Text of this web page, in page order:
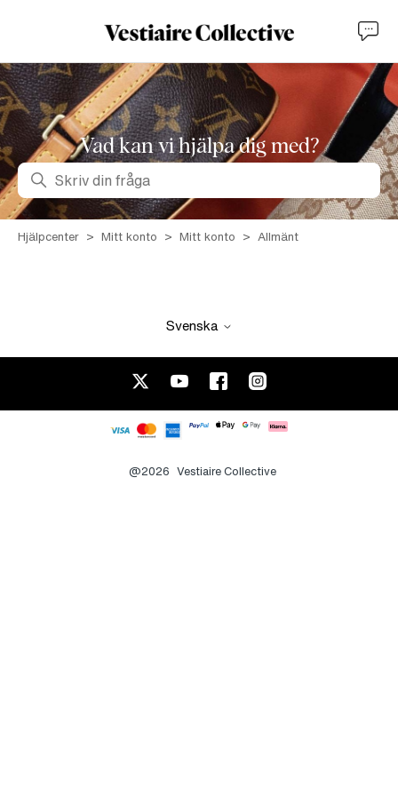
Vad kan vi hjälpa dig med?
Sök
Hjälpcenter Mitt konto Mitt konto Allmänt
Svenska
@2026 Vestiaire Collective